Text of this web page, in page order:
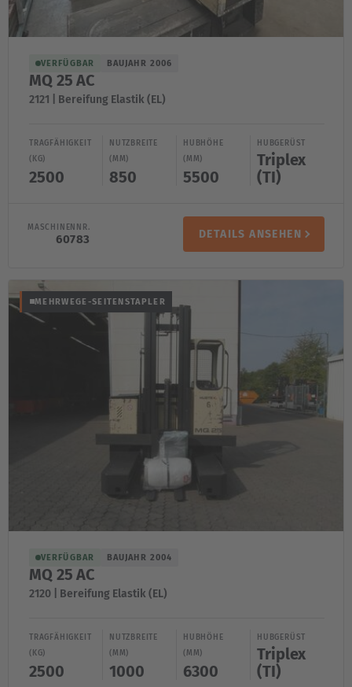
ASIA/PACIFIC
Australia
English
Japanese
VERFÜGBAR BAUJAHR 2006
MQ 25 AC
2121 | Bereifung Elastik (EL)
TRAGFÄHIGKEIT
(KG)
2500
NUTZBREITE
(MM)
850
HUBHÖHE
(MM)
5500
HUBGERÜST
Triplex
(TI)
MASCHINENNR.
60783 DETAILS ANSEHEN
MEHRWEGE-SEITENSTAPLER
VERFÜGBAR BAUJAHR 2004
MQ 25 AC
2120 | Bereifung Elastik (EL)
TRAGFÄHIGKEIT
(KG)
2500
NUTZBREITE
(MM)
1000
HUBHÖHE
(MM)
6300
HUBGERÜST
Triplex
(TI)